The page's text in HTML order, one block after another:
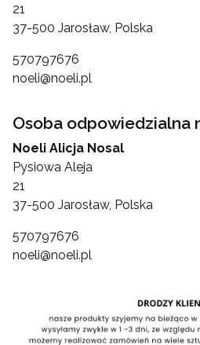
21
37-500 Jarosław, Polska
570797676
noeli@noeli.pl
Osoba odpowiedzialna
Noeli Alicja Nosal
Pysiowa Aleja
21
37-500 Jarosław, Polska
570797676
noeli@noeli.pl